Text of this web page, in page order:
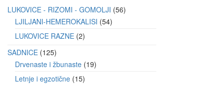
LUKOVICE - RIZOMI - GOMOLJI 56
LJILJANI-HEMEROKALISI 54
LUKOVICE RAZNE 2
SADNICE 125
Drvenaste i žbunaste 19
Letnje i egzotične 15